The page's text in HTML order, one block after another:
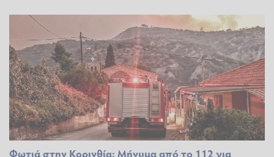
Φωτιά στην Κορινθία: Μήνυμα από το 112 για